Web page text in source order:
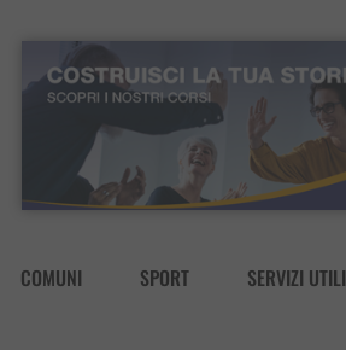
COMUNI SPORT SERVIZI UTILI